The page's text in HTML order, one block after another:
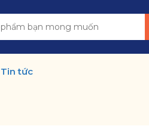
Tin tức